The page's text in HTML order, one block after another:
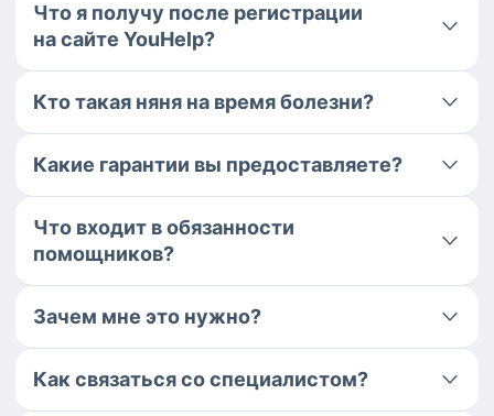
Что я получу после регистрации
на сайте YouHelp?
Кто такая няня на время болезни?
Какие гарантии вы предоставляете?
Что входит в обязанности
помощников?
Зачем мне это нужно?
Как связаться со специалистом?